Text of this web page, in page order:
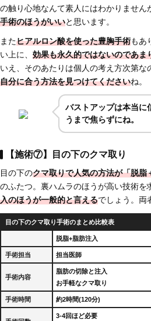
の触り心地なんて素人にはわかりません
手術のほうがいいと思います。
またヒアルロン酸を使った豊胸手術もあ
い上に、 効果も永久的ではないのであま
いえ、そのあたりは個人の考え方次第な
自分に合う方法を見つけてくださいね。
バストアップは本当に
うまで焦らずにね。
【施術⑦】目の下のクマ取り
目の下のクマ取りで人気の方法が「脱
のふたつ。裏ハムラのほうが高い技術を
入のほうが一般的と言えるでしょう。両
目の下のクマ取り手術のまとめ比較表
脱脂+脂肪注入
手術担当 担当医師
手術内容
脂肪の切除と注入
お手軽なクマ取り
手術時間 約2時間(120分)
3-4回ほど必要